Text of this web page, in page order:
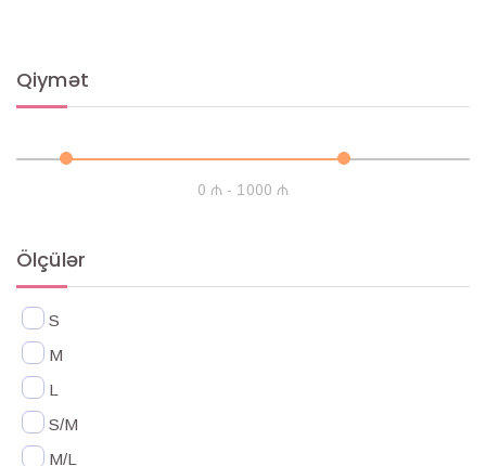
Qiymət
0 ₼ - 1000 ₼
Ölçülər
S
M
L
S/M
M/L